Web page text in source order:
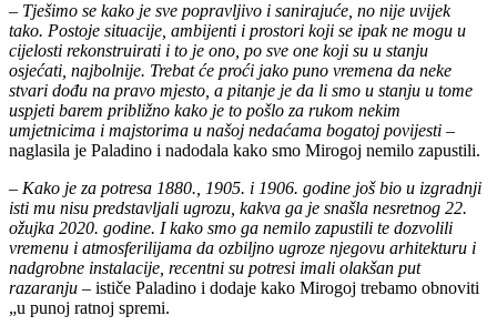
– Tješimo se kako je sve popravljivo i sanirajuće, no nije uvijek
tako. Postoje situacije, ambijenti i prostori koji se ipak ne mogu u
cijelosti rekonstruirati i to je ono, po sve one koji su u stanju
osjećati, najbolnije. Trebat će proći jako puno vremena da neke
stvari dođu na pravo mjesto, a pitanje je da li smo u stanju u tome
uspjeti barem približno kako je to pošlo za rukom nekim
umjetnicima i majstorima u našoj nedaćama bogatoj povijesti –
naglasila je Paladino i nadodala kako smo Mirogoj nemilo zapustili.
– Kako je za potresa 1880., 1905. i 1906. godine još bio u izgradnji
isti mu nisu predstavljali ugrozu, kakva ga je snašla nesretnog 22.
ožujka 2020. godine. I kako smo ga nemilo zapustili te dozvolili
vremenu i atmosferilijama da ozbiljno ugroze njegovu arhitekturu i
nadgrobne instalacije, recentni su potresi imali olakšan put
razaranju – ističe Paladino i dodaje kako Mirogoj trebamo obnoviti
„u punoj ratnoj spremi.